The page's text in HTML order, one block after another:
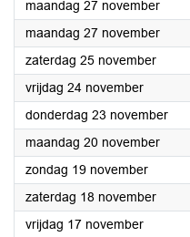
maandag 27 november2023
maandag 27 november2023
zaterdag 25 november2023
vrijdag 24 november2023
donderdag 23 november2023
maandag 20 november2023
zondag 19 november2023
zaterdag 18 november2023
vrijdag 17 november2023